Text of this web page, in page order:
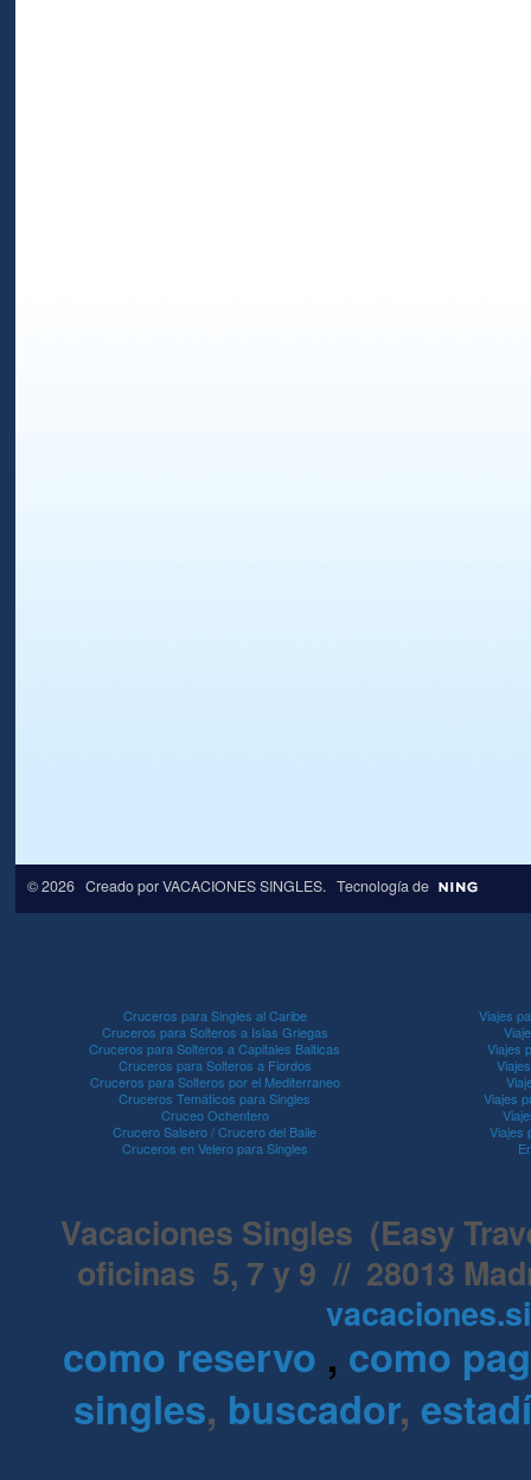
© 2026 Creado porVACACIONES SINGLES. Tecnología de
Cruceros para Singles al Caribe
Cruceros para Solteros a Islas Griegas
Cruceros para Solteros a Capitales Balticas
Cruceros para Solteros a Fiordos
Cruceros para Solteros por el Mediterraneo
Cruceros Temáticos para Singles
Cruceo Ochentero
Crucero Salsero / Crucero del Baile
Cruceros en Velero para Singles
Viajes
Viajes
Viajes
Viajes
Vacaciones Singles (Easy
oficinas 5, 7 y 9 // 28013
como reservo , como
singles, buscador,